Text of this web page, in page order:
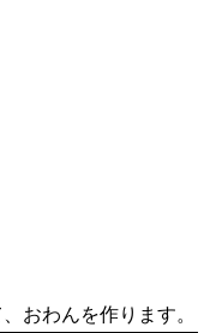
おわんを作ります。